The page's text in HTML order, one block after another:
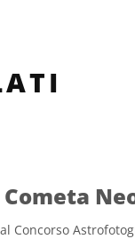
Concorso